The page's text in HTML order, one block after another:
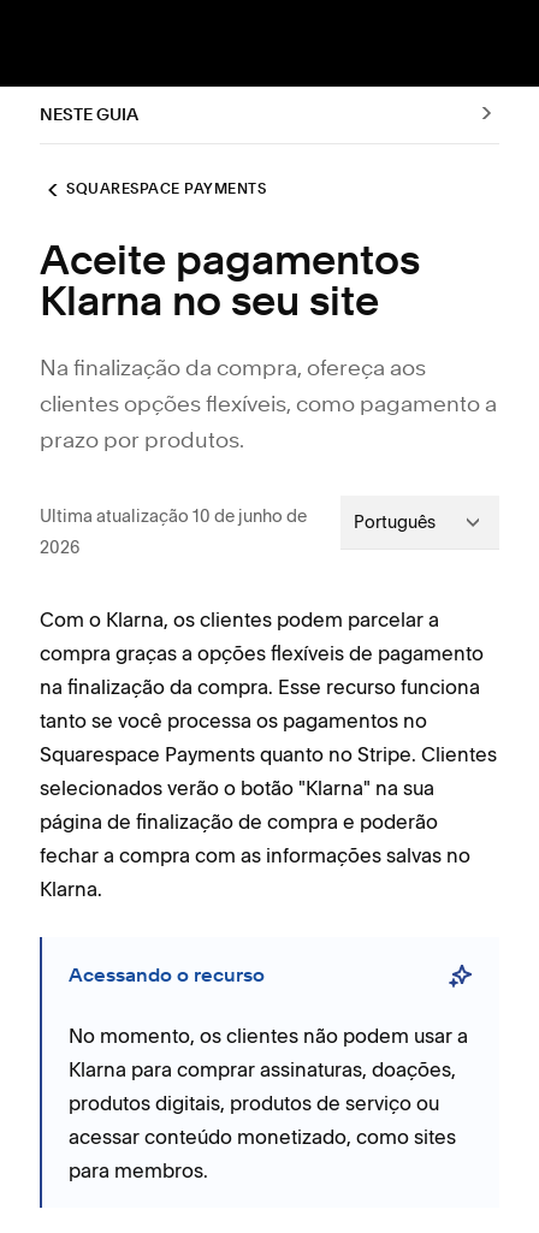
NESTE GUIA
SQUARESPACE PAYMENTS
Aceite pagamentos
Klarna no seu site
Na finalização da compra, ofereça aos
clientes opções flexíveis, como pagamento a
prazo por produtos.
Ultima atualização 10 de junho de
2026
Português
Com o Klarna, os clientes podem parcelar a
compra graças a opções flexíveis de pagamento
na finalização da compra. Esse recurso funciona
tanto se você processa os pagamentos no
Squarespace Payments quanto no Stripe. Clientes
selecionados verão o botão "Klarna" na sua
página de finalização de compra e poderão
fechar a compra com as informações salvas no
Klarna.
Acessando o recurso
No momento, os clientes não podem usar a
Klarna para comprar assinaturas, doações,
produtos digitais, produtos de serviço ou
acessar conteúdo monetizado, como sites
para membros.